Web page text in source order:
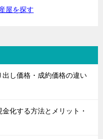
屋を探す
し価格・成約価格の違い
化する方法とメリット・